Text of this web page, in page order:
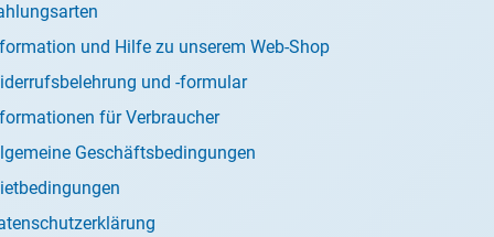
und Hilfe zu unserem Web-Shop
und -formular
für Verbraucher
Geschäftsbedingungen